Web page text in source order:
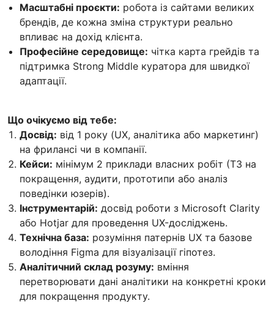
Масштабні проєкти: робота із сайтами великих
брендів, де кожна зміна структури реально
впливає на дохід клієнта.
Професійне середовище: чітка карта грейдів та
підтримка Strong Middle куратора для швидкої
адаптації.
Що очікуємо від тебе:
Досвід: від 1 року (UX, аналітика або маркетинг)
на фрилансі чи в компанії.
Кейси: мінімум 2 приклади власних робіт (ТЗ на
покращення, аудити, прототипи або аналіз
поведінки юзерів).
Інструментарій: досвід роботи з Microsoft Clarity
або Hotjar для проведення UX-досліджень.
Технічна база: розуміння патернів UX та базове
володіння Figma для візуалізації гіпотез.
Аналітичний склад розуму: вміння
перетворювати дані аналітики на конкретні кроки
для покращення продукту.